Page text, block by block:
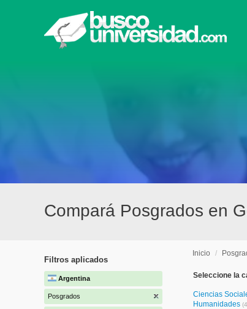
Compará Posgrados en
Filtros aplicados
Argentina
Posgrados
Inicio /
Seleccione la
Ciencias
Humanidades